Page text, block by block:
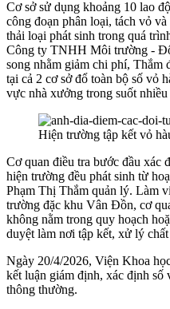
Cơ sở sử dụng khoảng 10 lao
công đoạn phân loại, tách vỏ
thải loại phát sinh trong quá
Công ty TNHH Môi trường -
song nhằm giảm chi phí, Thắm
tại cả 2 cơ sở đổ toàn bộ số vỏ
vực nhà xưởng trong suốt nhiều
Hiện trường tập kết vỏ
Cơ quan điều tra bước đầu xác
hiện trường đều phát sinh từ
Phạm Thị Thắm quản lý. Làm
trường đặc khu Vân Đồn, cơ
không nằm trong quy hoạch
duyệt làm nơi tập kết, xử lý chất
Ngày 20/4/2026, Viện Khoa
kết luận giám định, xác định số
thông thường.